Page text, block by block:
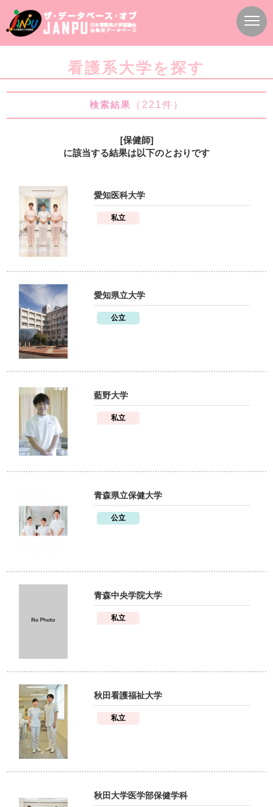
看護系大学を探す
検索結果 （221件）
[保健師]
に該当する結果は以下のとおりです
愛知医科大学
私立
愛知県立大学
公立
藍野大学
私立
青森県立保健大学
公立
青森中央学院大学
私立
秋田看護福祉大学
私立
秋田大学医学部保健学科